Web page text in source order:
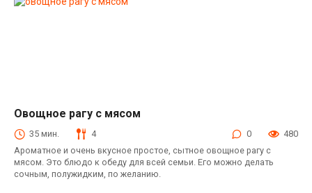
Блюда из свинины
Овощное рагу с мясом
35 мин. 4 0
480
Ароматное и очень вкусное простое, сытное овощное рагу с
мясом. Это блюдо к обеду для всей семьи. Его можно делать
сочным, полужидким, по желанию.